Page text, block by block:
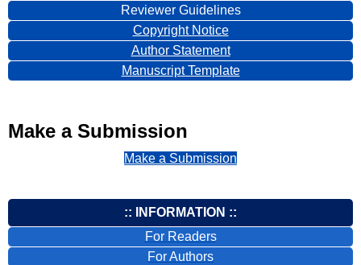
Reviewer Guidelines
Copyright Notice
Author Statement
Manuscript Template
Make a Submission
Make a Submission
:: INFORMATION ::
For Readers
For Authors